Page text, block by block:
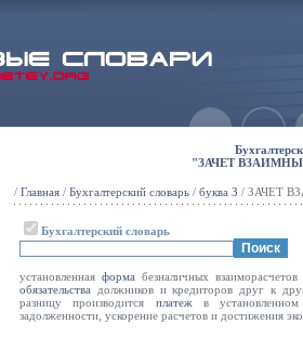
"ЗАЧЕТ
/ Главная / Бухгалтерский словарь / буква З / ЗАЧЕТ
Бухгалтерский словарь
установленная форма безналичных
обязательства должников и кредиторов друг к
разницу производится платежв установленном
задолженности, ускорение расчетов и достижения